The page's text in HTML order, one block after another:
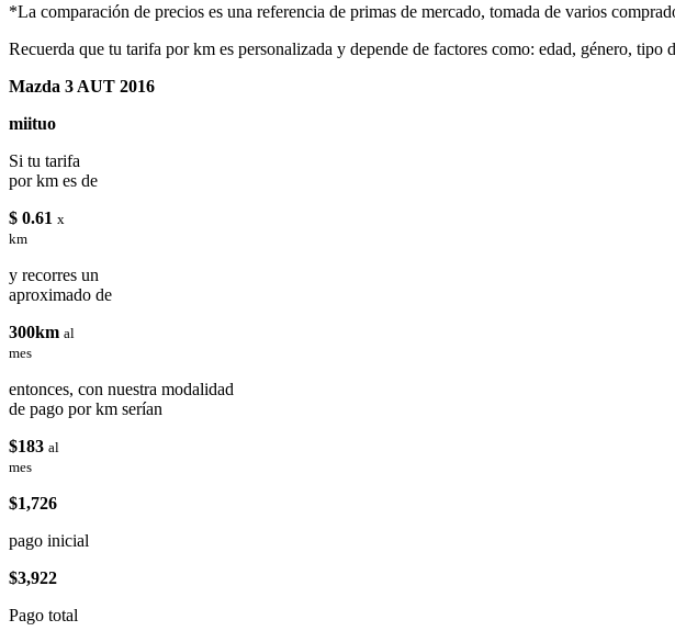
*La comparación de precios es una referencia de primas de mercado, tomada de varios
Recuerda que tu tarifa por km es personalizada y depende de factores como: edad, género,
Mazda 3 AUT 2016
miituo
Si tu tarifa
por km es de
$ 0.61 x
km
y recorres un
aproximado de
300km al
mes
entonces, con nuestra modalidad
de pago por km serían
$183 al
mes
$1,726
pago inicial
$3,922
Pago total